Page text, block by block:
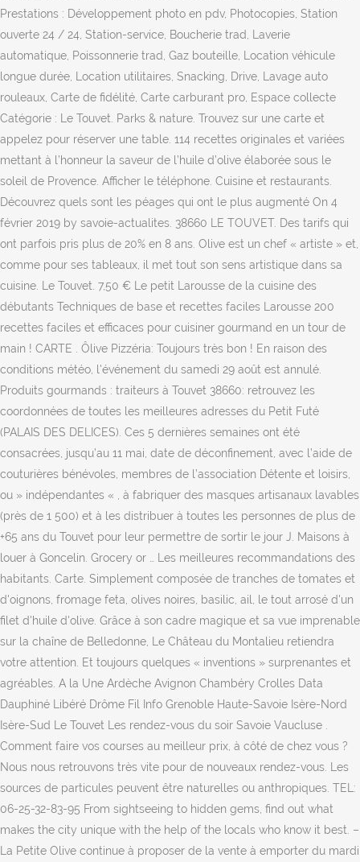
Prestations : Développement photo en pdv, Photocopies, Station
ouverte 24 / 24, Station-service, Boucherie trad, Laverie
automatique, Poissonnerie trad, Gaz bouteille, Location véhicule
longue durée, Location utilitaires, Snacking, Drive, Lavage auto
rouleaux, Carte de fidélité, Carte carburant pro, Espace collecte
Catégorie : Le Touvet. Parks & nature. Trouvez sur une carte et
appelez pour réserver une table. 114 recettes originales et variées
mettant à l’honneur la saveur de l’huile d’olive élaborée sous le
soleil de Provence. Afficher le téléphone. Cuisine et restaurants.
Découvrez quels sont les péages qui ont le plus augmenté On 4
février 2019 by savoie-actualites. 38660 LE TOUVET. Des tarifs qui
ont parfois pris plus de 20% en 8 ans. Olive est un chef « artiste » et,
comme pour ses tableaux, il met tout son sens artistique dans sa
cuisine. Le Touvet. 7,50 € Le petit Larousse de la cuisine des
débutants Techniques de base et recettes faciles Larousse 200
recettes faciles et efficaces pour cuisiner gourmand en un tour de
main ! CARTE . Ôlive Pizzéria: Toujours très bon ! En raison des
conditions météo, l'événement du samedi 29 août est annulé.
Produits gourmands : traiteurs à Touvet 38660: retrouvez les
coordonnées de toutes les meilleures adresses du Petit Futé
(PALAIS DES DELICES). Ces 5 dernières semaines ont été
consacrées, jusqu’au 11 mai, date de déconfinement, avec l’aide de
couturières bénévoles, membres de l’association Détente et loisirs,
ou » indépendantes « , à fabriquer des masques artisanaux lavables
(près de 1 500) et à les distribuer à toutes les personnes de plus de
+65 ans du Touvet pour leur permettre de sortir le jour J. Maisons à
louer à Goncelin. Grocery or … Les meilleures recommandations des
habitants. Carte. Simplement composée de tranches de tomates et
d'oignons, fromage feta, olives noires, basilic, ail, le tout arrosé d'un
filet d'huile d'olive. Grâce à son cadre magique et sa vue imprenable
sur la chaîne de Belledonne, Le Château du Montalieu retiendra
votre attention. Et toujours quelques « inventions » surprenantes et
agréables. A la Une Ardèche Avignon Chambéry Crolles Data
Dauphiné Libéré Drôme Fil Info Grenoble Haute-Savoie Isère-Nord
Isère-Sud Le Touvet Les rendez-vous du soir Savoie Vaucluse .
Comment faire vos courses au meilleur prix, à côté de chez vous ?
Nous nous retrouvons très vite pour de nouveaux rendez-vous. Les
sources de particules peuvent être naturelles ou anthropiques. TEL:
06-25-32-83-95 From sightseeing to hidden gems, find out what
makes the city unique with the help of the locals who know it best. –
La Petite Olive continue à proposer de la vente à emporter du mardi